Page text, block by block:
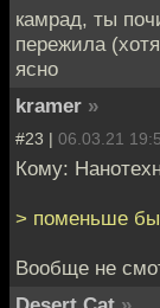
камрад, ты
пережила
ясно
kramer »
#23 | 06.03.21
Кому:
> поменьше
Вообще не